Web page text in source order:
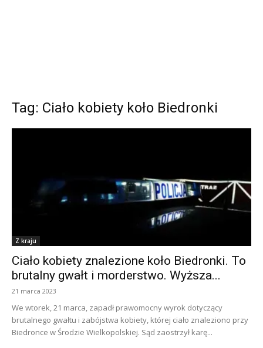
Tag: Ciało kobiety koło Biedronki
Z kraju
Ciało kobiety znalezione koło Biedronki. To
brutalny gwałt i morderstwo. Wyższa...
21 marca 2023
We wtorek, 21 marca, zapadł prawomocny wyrok dotyczący
brutalnego gwałtu i zabójstwa kobiety, której ciało znaleziono przy
Biedronce w Środzie Wielkopolskiej. Sąd zaostrzył karę...